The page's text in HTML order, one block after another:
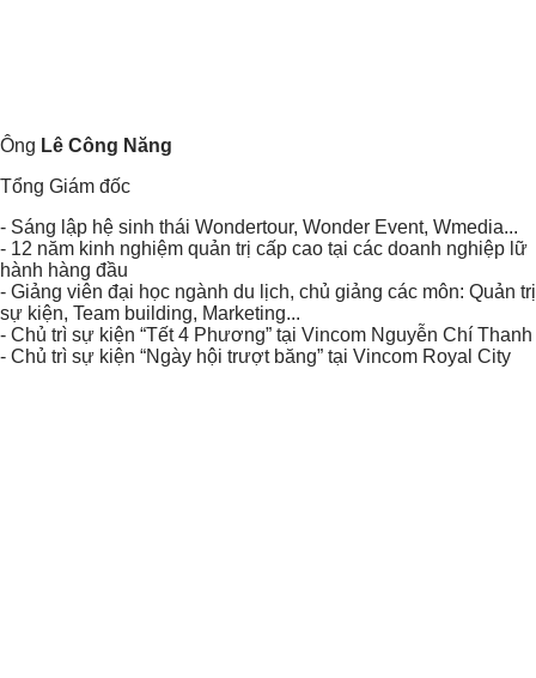
Ông Lê Công Năng
Tổng Giám đốc
- Sáng lập hệ sinh thái Wondertour, Wonder Event, Wmedia...
- 12 năm kinh nghiệm quản trị cấp cao tại các doanh nghiệp lữ
hành hàng đầu
- Giảng viên đại học ngành du lịch, chủ giảng các môn: Quản trị
sự kiện, Team building, Marketing...
- Chủ trì sự kiện “Tết 4 Phương” tại Vincom Nguyễn Chí Thanh
- Chủ trì sự kiện “Ngày hội trượt băng” tại Vincom Royal City